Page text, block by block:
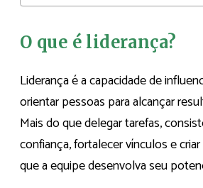
O que é liderança?
Liderança é a capacidade de
orientar pessoas para alcançar
Mais do que delegar tarefas,
confiança, fortalecer vínculos e
que a equipe desenvolva seu